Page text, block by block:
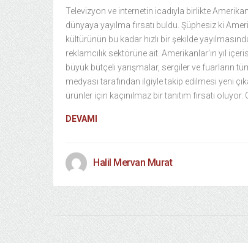
Televizyon ve internetin icadıyla birlikte
dünyaya yayılma fırsatı buldu. Şüphesiz ki
kültürünün bu kadar hızlı bir şekilde
reklamcılık sektörüne ait. Amerikanlar’ın yıl
büyük bütçeli yarışmalar, sergiler ve fuarların
medyası tarafından ilgiyle takip edilmesi yeni
ürünler için kaçınılmaz bir tanıtım fırsatı oluyor.
DEVAMI
Halil Mervan Murat